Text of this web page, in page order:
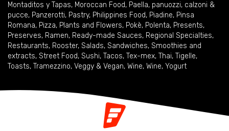
Montaditos y Tapas, Moroccan Food, Paella, panuozzi, calzoni &
pucce, Panzerotti, Pastry, Philippines Food, Piadine, Pinsa
Romana, Pizza, Plants and Flowers, Pokè, Polenta, Presents,
Preserves, Ramen, Ready-made Sauces, Regional Specialties,
Restaurants, Rooster, Salads, Sandwiches, Smoothies and
extracts, Street Food, Sushi, Tacos, Tex-mex, Thai, Tigelle,
Toasts, Tramezzino, Veggy & Vegan, Wine, Wine, Yogurt